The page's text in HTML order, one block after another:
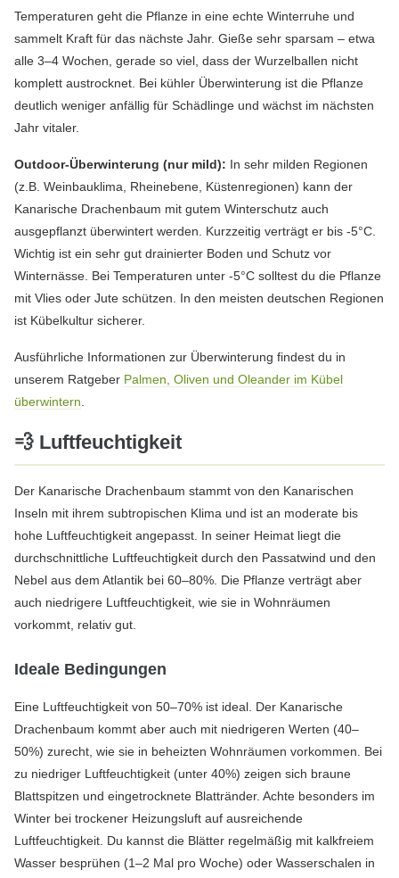
Temperaturen geht die Pflanze in eine echte Winterruhe und
sammelt Kraft für das nächste Jahr. Gieße sehr sparsam – etwa
alle 3–4 Wochen, gerade so viel, dass der Wurzelballen nicht
komplett austrocknet. Bei kühler Überwinterung ist die Pflanze
deutlich weniger anfällig für Schädlinge und wächst im nächsten
Jahr vitaler.
Outdoor-Überwinterung (nur mild): In sehr milden Regionen
(z.B. Weinbauklima, Rheinebene, Küstenregionen) kann der
Kanarische Drachenbaum mit gutem Winterschutz auch
ausgepflanzt überwintert werden. Kurzzeitig verträgt er bis -5°C.
Wichtig ist ein sehr gut drainierter Boden und Schutz vor
Winternässe. Bei Temperaturen unter -5°C solltest du die Pflanze
mit Vlies oder Jute schützen. In den meisten deutschen Regionen
ist Kübelkultur sicherer.
Ausführliche Informationen zur Überwinterung findest du in
unserem Ratgeber Palmen, Oliven und Oleander im Kübel
überwintern
💨 Luftfeuchtigkeit
Der Kanarische Drachenbaum stammt von den Kanarischen
Inseln mit ihrem subtropischen Klima und ist an moderate bis
hohe Luftfeuchtigkeit angepasst. In seiner Heimat liegt die
durchschnittliche Luftfeuchtigkeit durch den Passatwind und den
Nebel aus dem Atlantik bei 60–80%. Die Pflanze verträgt aber
auch niedrigere Luftfeuchtigkeit, wie sie in Wohnräumen
vorkommt, relativ gut.
Ideale Bedingungen
Eine Luftfeuchtigkeit von 50–70% ist ideal. Der Kanarische
Drachenbaum kommt aber auch mit niedrigeren Werten (40–
50%) zurecht, wie sie in beheizten Wohnräumen vorkommen. Bei
zu niedriger Luftfeuchtigkeit (unter 40%) zeigen sich braune
Blattspitzen und eingetrocknete Blattränder. Achte besonders im
Winter bei trockener Heizungsluft auf ausreichende
Luftfeuchtigkeit. Du kannst die Blätter regelmäßig mit kalkfreiem
Wasser besprühen (1–2 Mal pro Woche) oder Wasserschalen in